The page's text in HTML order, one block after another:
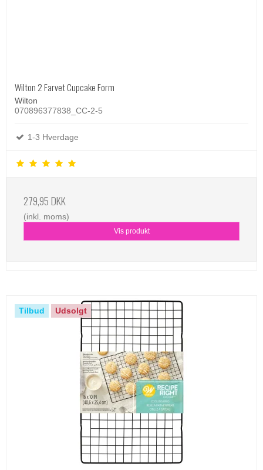
Wilton 2 Farvet Cupcake Form
Wilton
070896377838_CC-2-5
1-3 Hverdage
279,95 DKK
(inkl. moms)
Vis produkt
Tilbud Udsolgt